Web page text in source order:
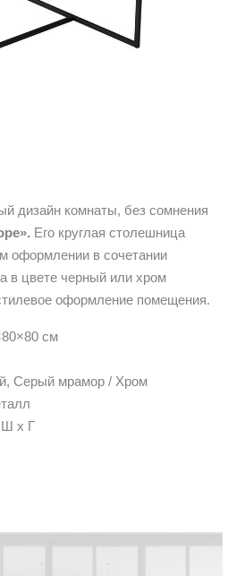
дизайн комнаты, без сомнения
Его круглая столешница
оформлении в сочетании
в цвете черный или хром
оформление помещения.
см
Серый мрамор / Хром
Ш х Г